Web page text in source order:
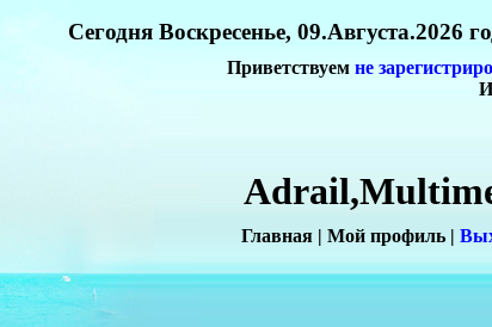
Сегодня Воскресенье, 09.Августа.2026
Приветствуем не
Главная | Мой профиль |